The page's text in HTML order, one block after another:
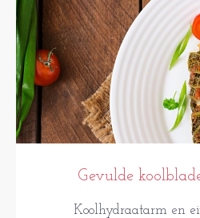
Gevulde
Koolhydraatarm en